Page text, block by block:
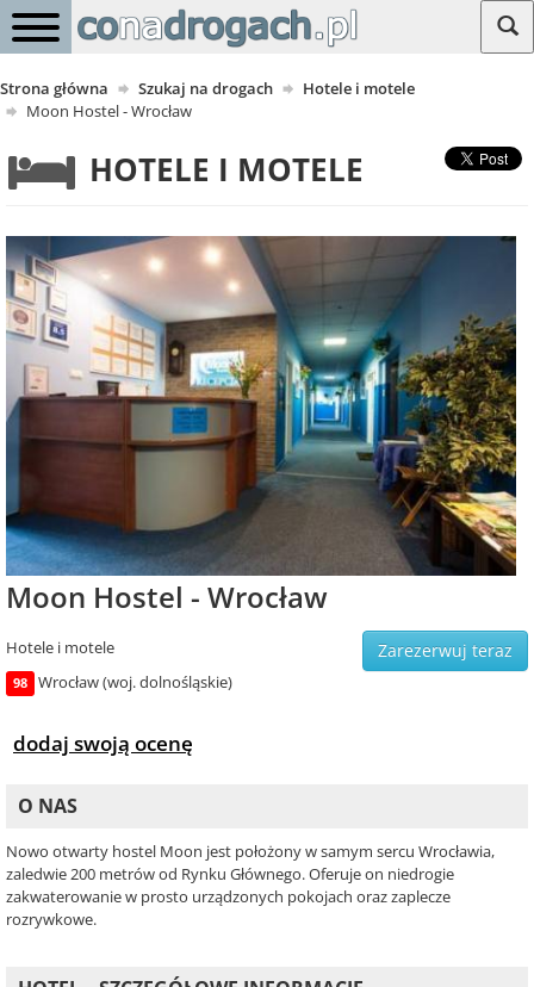
Strona główna Szukaj na drogach
Hotele i motele
Moon Hostel - Wrocław
HOTELE I MOTELE
Moon Hostel - Wrocław
Zarezerwuj teraz
Hotele i motele
98 Wrocław (woj. dolnośląskie)
dodaj swoją ocenę
O NAS
Nowo otwarty hostel Moon jest położony w samym sercu Wrocławia,
zaledwie 200 metrów od Rynku Głównego. Oferuje on niedrogie
zakwaterowanie w prosto urządzonych pokojach oraz zaplecze
rozrywkowe.